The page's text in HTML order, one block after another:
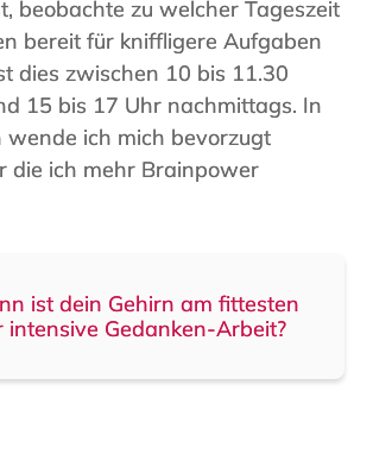
beobachte zu welcher Tageszeit
bereit für kniffligere Aufgaben
dies zwischen 10 bis 11.30
15 bis 17 Uhr nachmittags. In
wende ich mich bevorzugt
die ich mehr Brainpower
ist dein Gehirn am fittesten
intensive Gedanken-Arbeit?